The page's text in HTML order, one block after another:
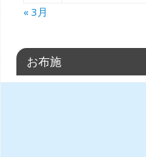
« 3月
お布施